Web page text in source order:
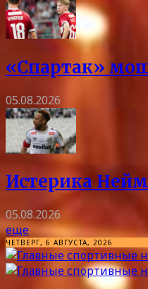
«Спартак»
05.08.2026
Истерика
05.08.2026
еще
ЧЕТВЕРГ, 6 АВГУСТА, 2026